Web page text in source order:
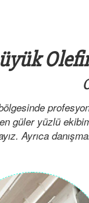
güler yüzlü
Ayrıca